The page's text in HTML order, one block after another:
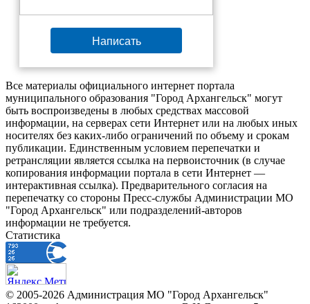
Написать
Все материалы официального интернет портала
муниципального образования "Город Архангельск" могут
быть воспроизведены в любых средствах массовой
информации, на серверах сети Интернет или на любых иных
носителях без каких-либо ограничений по объему и срокам
публикации. Единственным условием перепечатки и
ретрансляции является ссылка на первоисточник (в случае
копирования информации портала в сети Интернет —
интерактивная ссылка). Предварительного согласия на
перепечатку со стороны Пресс-службы Администрации МО
"Город Архангельск" или подразделений-авторов
информации не требуется.
Статистика
© 2005-2026 Администрация МО "Город Архангельск"